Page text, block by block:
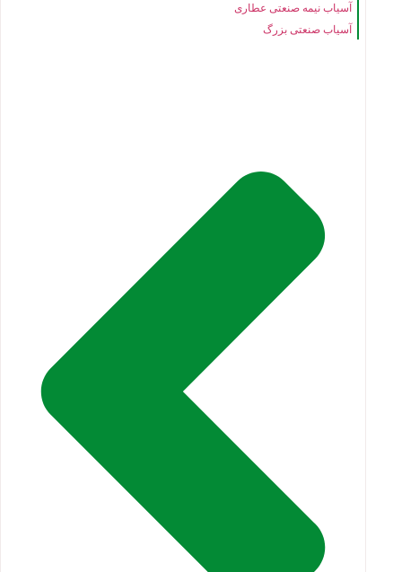
آسیاب نیمه صنعتی عطاری
آسیاب صنعتی بزرگ